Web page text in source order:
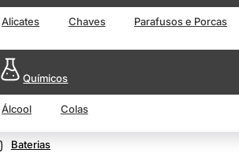
Alicates Chaves Parafusos e Porcas
Químicos
Álcool Colas
Baterias